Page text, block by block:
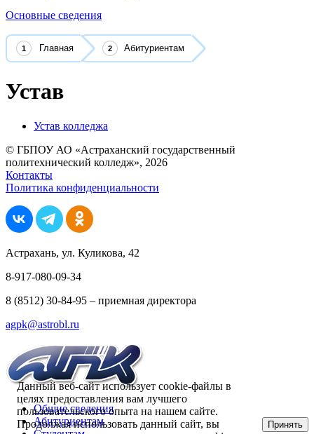
Основные сведения
Главная Абитуриентам
Устав
Устав колледжа
© ГБПОУ АО «Астраханский государственный
политехнический колледж», 2026
Контакты
Политика конфиденциальности
Астрахань, ул. Куликова, 42
8-917-080-09-34
8 (8512) 30-84-95 – приемная директора
agpk@astrobl.ru
Общие сведения
Абитуриентам
Данный веб-сайт использует cookie-файлы в
целях предоставления вам лучшего
пользовательского опыта на нашем сайте.
Продолжая использовать данный сайт, вы
Принять